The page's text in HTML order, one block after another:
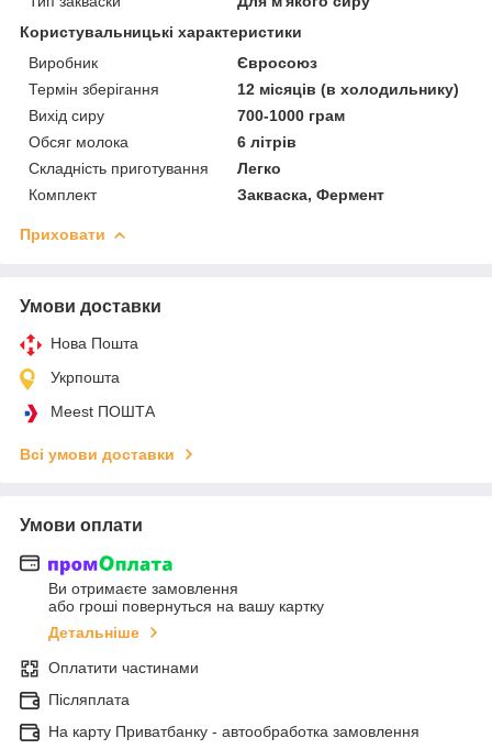
Користувальницькі характеристики
Виробник
Євросоюз
Термін зберігання
12 місяців (в холодильнику)
Вихід сиру
700-1000 грам
Обсяг молока
6 літрів
Складність приготування
Легко
Комплект
Закваска, Фермент
Приховати
Умови доставки
Нова Пошта
Укрпошта
Meest ПОШТА
Всі умови доставки
Умови оплати
Ви отримаєте замовлення
або гроші повернуться на вашу картку
Детальніше
Оплатити частинами
Післяплата
На карту Приватбанку - автообработка замовлення